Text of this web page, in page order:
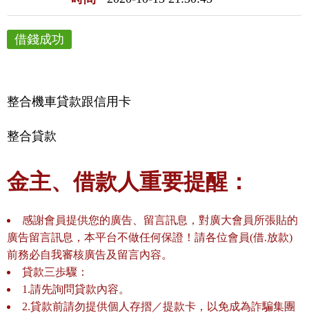
借錢成功
整合機車貸款跟信用卡
整合貸款
金主、借款人重要提醒：
感謝會員提供您的廣告、留言訊息，對廣大會員所張貼的
廣告留言訊息，本平台不做任何保證！請各位會員(借.放款)
前務必自我審核廣告及留言內容。
貸款三歩驟：
1.請先詢問貸款內容。
2.貸款前請勿提供個人存摺／提款卡，以免成為詐騙集團